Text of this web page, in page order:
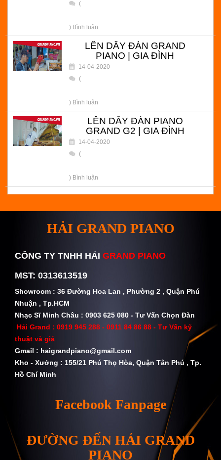
(
) Bình luận
LÊN DÂY ĐÀN GRAND
PIANO | GIA ĐÌNH
14-04-2020
(
) Bình luận
LÊN DÂY ĐÀN PIANO
GRAND G2 | GIA ĐÌNH
14-04-2020
(
) Bình luận
HẢI GRAND PIANO
CÔNG TY TNHH HẢI GRAND PIANO
MST: 0313613519
Showroom : 36 Đường Hoa Lan , Phường 2 , Quận Phú
Nhuận , Tp.HCM
Nhạc Sĩ Minh Châu : 0903 625 080 - Tư Vấn Chọn Đàn
Hải Grand : 0919 945 288 - 0911 84 86 88 - Tư Vấn kỹ
thuật và giá
Gmail : haigrandpiano@gmail.com
Kho - Xưởng : 155/21 Phú Thọ Hòa, Quận Tân Phú , Tp.
Hồ Chí Minh
Facebook Fanpage
ĐƯỜNG ĐẾN HẢI GRAND
PIANO